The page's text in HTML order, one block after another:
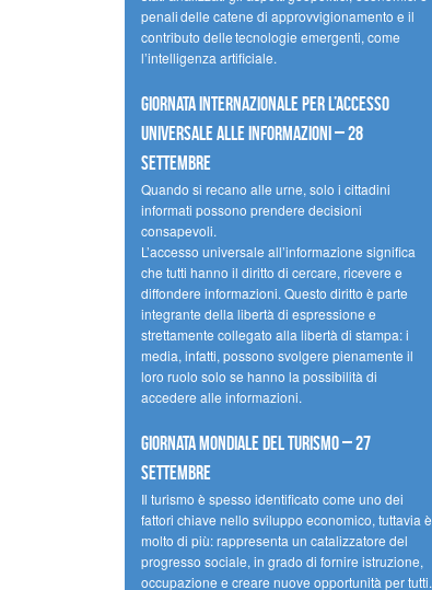
penali delle catene di approvvigionamento e il
contributo delle tecnologie emergenti, come
l’intelligenza artificiale.
Giornata internazionale per l’accesso
universale alle informazioni – 28
settembre
Quando si recano alle urne, solo i cittadini
informati possono prendere decisioni
consapevoli.
L’accesso universale all’informazione significa
che tutti hanno il diritto di cercare, ricevere e
diffondere informazioni. Questo diritto è parte
integrante della libertà di espressione e
strettamente collegato alla libertà di stampa: i
media, infatti, possono svolgere pienamente il
loro ruolo solo se hanno la possibilità di
accedere alle informazioni.
Giornata mondiale del turismo – 27
settembre
Il turismo è spesso identificato come uno dei
fattori chiave nello sviluppo economico, tuttavia è
molto di più: rappresenta un catalizzatore del
progresso sociale, in grado di fornire istruzione,
occupazione e creare nuove opportunità per tutti.